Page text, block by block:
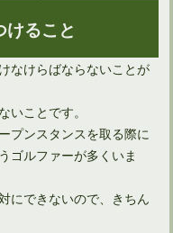
ること
なけらばならないことが
いことです。
プンスタンスを取る際に
ゴルファーが多くいま
にできないので、きちん